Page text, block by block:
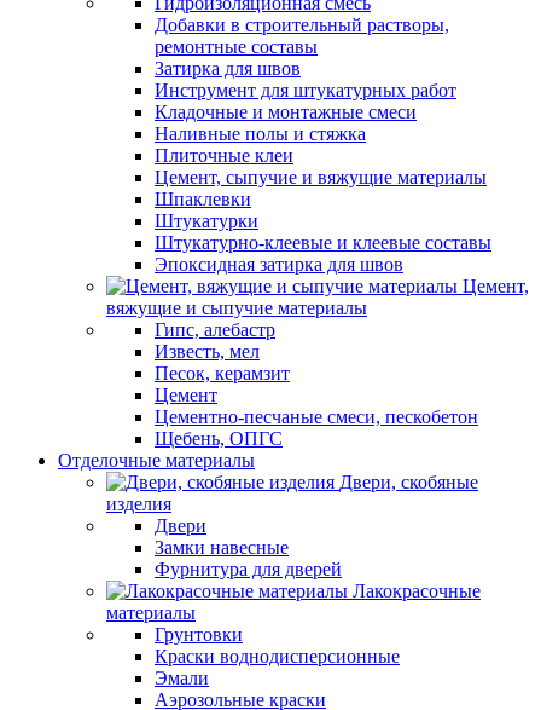
Добавки в строительный растворы,
ремонтные составы
Затирка для швов
Инструмент для штукатурных работ
Кладочные и монтажные смеси
Наливные полы и стяжка
Плиточные клеи
Цемент, сыпучие и вяжущие материалы
Шпаклевки
Штукатурки
Штукатурно-клеевые и клеевые составы
Эпоксидная затирка для швов
Цемент,
вяжущие и сыпучие материалы
Гипс, алебастр
Известь, мел
Песок, керамзит
Цемент
Цементно-песчаные смеси, пескобетон
Щебень, ОПГС
Отделочные материалы
Двери, скобяные
изделия
Двери
Замки навесные
Фурнитура для дверей
Лакокрасочные
материалы
Грунтовки
Краски воднодисперсионные
Эмали
Аэрозольные краски